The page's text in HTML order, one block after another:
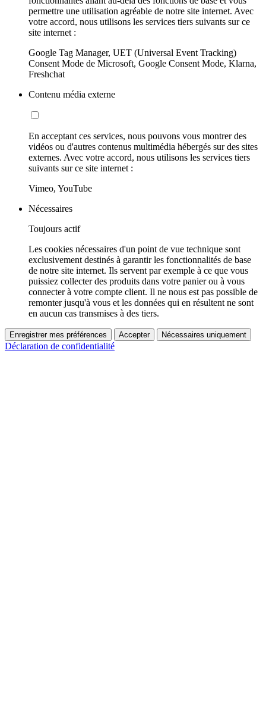
permettre une utilisation agréable de notre site internet. Avec
votre accord, nous utilisons les services tiers suivants sur ce
site internet :
Google Tag Manager, UET (Universal Event Tracking)
Consent Mode de Microsoft, Google Consent Mode, Klarna,
Freshchat
Contenu média externe
En acceptant ces services, nous pouvons vous montrer des
vidéos ou d'autres contenus multimédia hébergés sur des sites
externes. Avec votre accord, nous utilisons les services tiers
suivants sur ce site internet :
Vimeo, YouTube
Nécessaires
Toujours actif
Les cookies nécessaires d'un point de vue technique sont
exclusivement destinés à garantir les fonctionnalités de base
de notre site internet. Ils servent par exemple à ce que vous
puissiez collecter des produits dans votre panier ou à vous
connecter à votre compte client. Il ne nous est pas possible de
remonter jusqu'à vous et les données qui en résultent ne sont
en aucun cas transmises à des tiers.
Enregistrer mes préférences Accepter Nécessaires uniquement
Déclaration de confidentialité